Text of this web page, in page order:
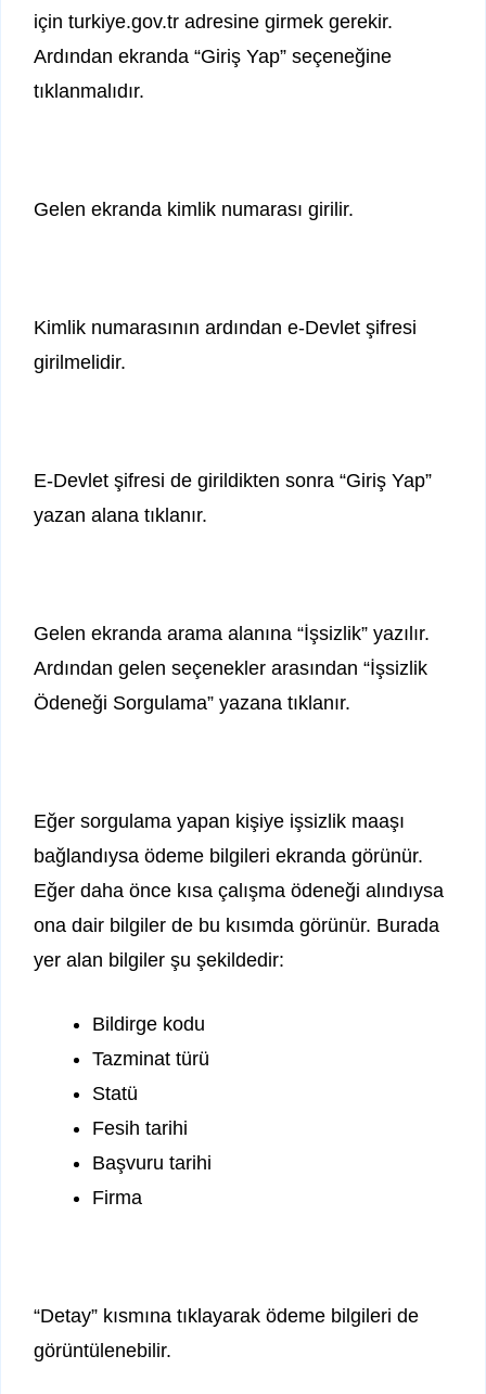
için turkiye.gov.tr adresine girmek gerekir.
Ardından ekranda “Giriş Yap” seçeneğine
tıklanmalıdır.
Gelen ekranda kimlik numarası girilir.
Kimlik numarasının ardından e-Devlet şifresi
girilmelidir.
E-Devlet şifresi de girildikten sonra “Giriş Yap”
yazan alana tıklanır.
Gelen ekranda arama alanına “İşsizlik” yazılır.
Ardından gelen seçenekler arasından “İşsizlik
Ödeneği Sorgulama” yazana tıklanır.
Eğer sorgulama yapan kişiye işsizlik maaşı
bağlandıysa ödeme bilgileri ekranda görünür.
Eğer daha önce kısa çalışma ödeneği alındıysa
ona dair bilgiler de bu kısımda görünür. Burada
yer alan bilgiler şu şekildedir:
Bildirge kodu
Tazminat türü
Statü
Fesih tarihi
Başvuru tarihi
Firma
“Detay” kısmına tıklayarak ödeme bilgileri de
görüntülenebilir.